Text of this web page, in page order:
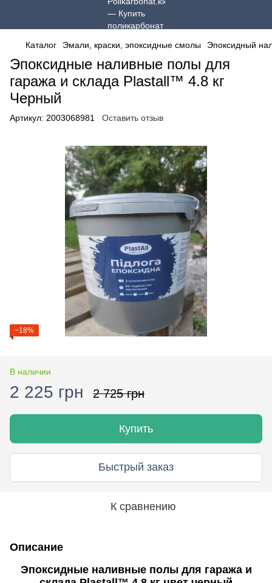
Каталог Эмали, краски, эпоксидные смолы Эпоксидный
Эпоксидные наливные полы для
гаража и склада Plastall™ 4.8 кг
Черный
Артикул: 2003068981 Оставить отзыв
−18%
В наличии
2 225 грн 2 725 грн
Купить
Быстрый заказ
К сравнению
Описание
Эпоксидные наливные полы для гаража и